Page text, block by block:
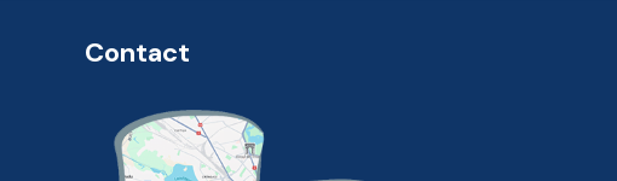
Contact